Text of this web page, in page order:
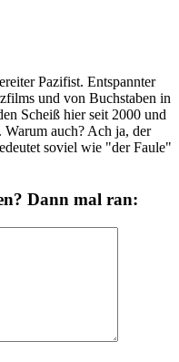
Pazifist. Entspannter
und von Buchstaben in
Scheiß hier seit 2000 und
Warum auch? Ach ja, der
soviel wie "der Faule"
Dann mal ran: